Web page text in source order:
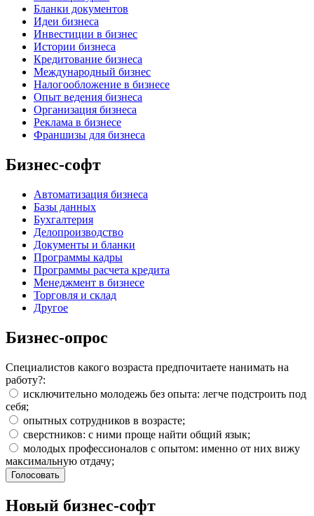
Бланки документов
Идеи бизнеса
Инвестиции в бизнес
Истории бизнеса
Кредитование бизнеса
Международный бизнес
Налогообложение в бизнесе
Опыт ведения бизнеса
Организация бизнеса
Реклама в бизнесе
Франшизы для бизнеса
Бизнес-софт
Автоматизация бизнеса
Базы данных
Бухгалтерия
Делопроизводство
Документы и бланки
Программы кадры
Программы расчета кредита
Менеджмент в бизнесе
Торговля и склад
Другое
Бизнес-опрос
Специалистов какого возраста предпочитаете нанимать на
работу?:
исключительно молодежь без опыта: легче подстроить под
себя;
опытных сотрудников в возрасте;
сверстников: с ними проще найти общий язык;
молодых профессионалов с опытом: именно от них вижу
максимальную отдачу;
Новый бизнес-софт